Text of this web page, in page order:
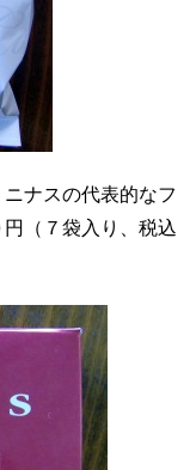
ニナスの代表的なフ
７袋入り、税込